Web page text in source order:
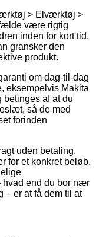
> Elværktøj >
være rigtig
inden for kort tid,
gransker den
produkt.
om dag-til-dag
eksempelvis Makita
betinges af at du
så de med
forinden
uden betaling,
for et konkret beløb.
hvad end du bor nær
– er at få dem til at